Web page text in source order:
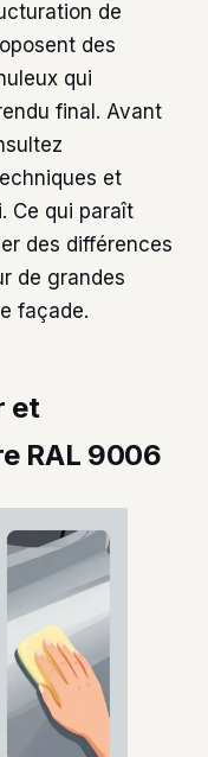
de
des
qui
final. Avant
et
Ce qui paraît
des différences
de grandes
façade.
et
RAL 9006